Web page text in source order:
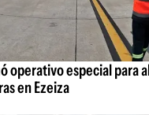
operativo especial para
en Ezeiza